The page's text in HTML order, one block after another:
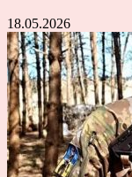
18.05.2026